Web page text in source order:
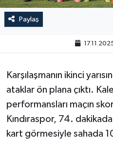
Paylaş
Karşılaşmanın ikinci
ataklar ön plana çıktı.
performansları maçın
Kındıraspor, 74. dakikada
kart görmesiyle sahada